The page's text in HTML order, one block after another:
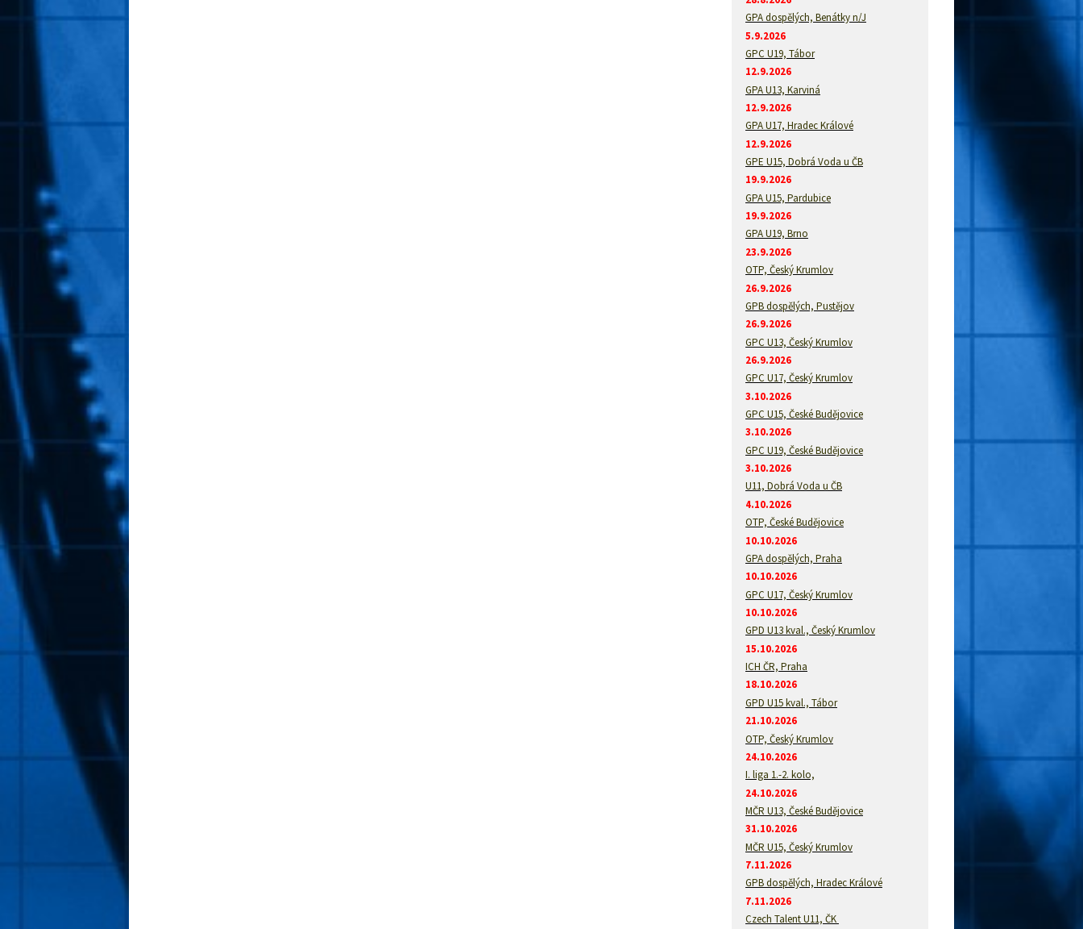
GPA dospělých, Benátky n/J
5.9.2026
GPC U19, Tábor
12.9.2026
GPA U13, Karviná
12.9.2026
GPA U17, Hradec Králové
12.9.2026
GPE U15, Dobrá Voda u ČB
19.9.2026
GPA U15, Pardubice
19.9.2026
GPA U19, Brno
23.9.2026
OTP, Český Krumlov
26.9.2026
GPB dospělých, Pustějov
26.9.2026
GPC U13, Český Krumlov
26.9.2026
GPC U17, Český Krumlov
3.10.2026
GPC U15, České Budějovice
3.10.2026
GPC U19, České Budějovice
3.10.2026
U11, Dobrá Voda u ČB
4.10.2026
OTP, České Budějovice
10.10.2026
GPA dospělých, Praha
10.10.2026
GPC U17, Český Krumlov
10.10.2026
GPD U13 kval., Český Krumlov
15.10.2026
ICH ČR, Praha
18.10.2026
GPD U15 kval., Tábor
21.10.2026
OTP, Český Krumlov
24.10.2026
I. liga 1.-2. kolo,
24.10.2026
MČR U13, České Budějovice
31.10.2026
MČR U15, Český Krumlov
7.11.2026
GPB dospělých, Hradec Králové
7.11.2026
Czech Talent U11, ČK